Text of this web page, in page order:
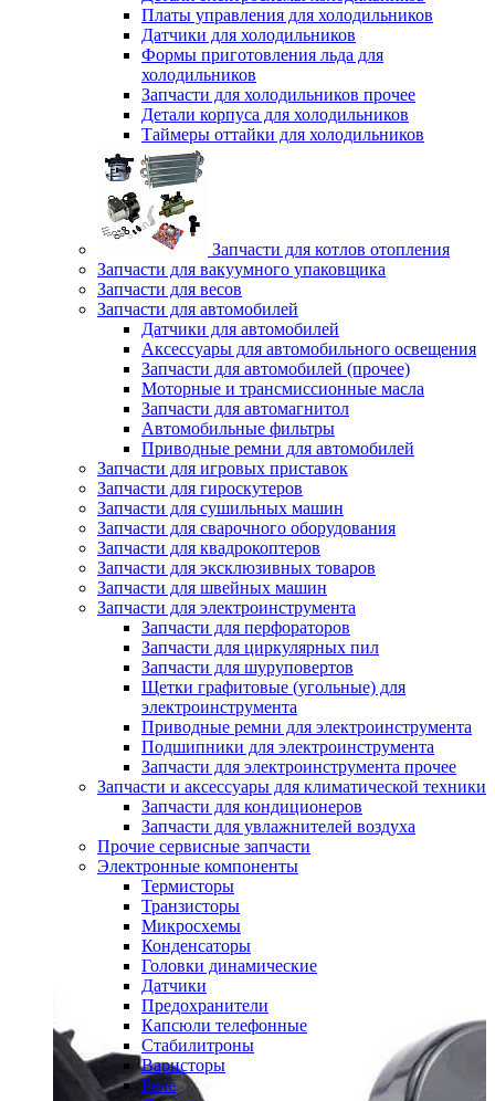
Платы управления для холодильников
Датчики для холодильников
Формы приготовления льда для
холодильников
Запчасти для холодильников прочее
Детали корпуса для холодильников
Таймеры оттайки для холодильников
Запчасти для котлов отопления
Запчасти для вакуумного упаковщика
Запчасти для весов
Запчасти для автомобилей
Датчики для автомобилей
Аксессуары для автомобильного освещения
Запчасти для автомобилей (прочее)
Моторные и трансмиссионные масла
Запчасти для автомагнитол
Автомобильные фильтры
Приводные ремни для автомобилей
Запчасти для игровых приставок
Запчасти для гироскутеров
Запчасти для сушильных машин
Запчасти для сварочного оборудования
Запчасти для квадрокоптеров
Запчасти для эксклюзивных товаров
Запчасти для швейных машин
Запчасти для электроинструмента
Запчасти для перфораторов
Запчасти для циркулярных пил
Запчасти для шуруповертов
Щетки графитовые (угольные) для
электроинструмента
Приводные ремни для электроинструмента
Подшипники для электроинструмента
Запчасти для электроинструмента прочее
Запчасти и аксессуары для климатической техники
Запчасти для кондиционеров
Запчасти для увлажнителей воздуха
Прочие сервисные запчасти
Электронные компоненты
Термисторы
Транзисторы
Микросхемы
Конденсаторы
Головки динамические
Датчики
Предохранители
Капсюли телефонные
Стабилитроны
Варисторы
Реле